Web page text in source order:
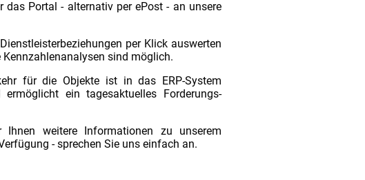
das Portal - alternativ per ePost - an unsere
per Klick auswerten
Kennzahlenanalysen sind möglich.
für die Objekte ist in das ERP-System
ermöglicht ein tagesaktuelles Forderungs-
Ihnen weitere Informationen zu unserem
- sprechen Sie uns einfach an.